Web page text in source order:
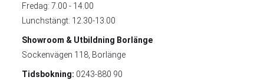
Fredag: 7.00 - 14.00
Lunchstängt: 12.30-13.00
Showroom & Utbildning Borlänge
Sockenvägen 118, Borlänge
Tidsbokning: 0243-880 90